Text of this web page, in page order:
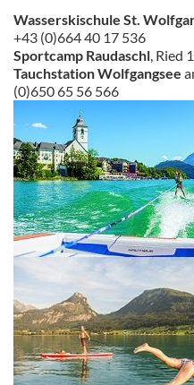
Wasserskischule St.
+43 (0)664 40 17 536
Sportcamp Raudaschl, Ried
Tauchstation Wolfgangsee
(0)650 65 56 566